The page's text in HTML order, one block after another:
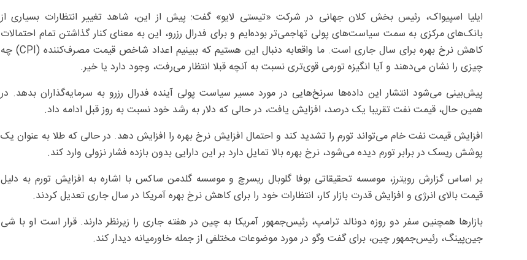
ایلیا اسپیواک، رئیس بخش کلان جهانی در شرکت «تیستی لایو» گفت: پیش از این، شاهد تغییر انتظارات بسیاری از
بانک‌های مرکزی به سمت سیاست‌های پولی تهاجمی‌تر بوده‌ایم و برای فدرال رزرو، این به معنای کنار گذاشتن تمام احتمالات
کاهش نرخ بهره برای سال جاری است. ما واقعابه دنبال این هستیم که ببینیم اعداد شاخص قیمت مصرف‌کننده (CPI) چه
چیزی را نشان می‌دهند و آیا انگیزه تورمی قوی‌تری نسبت به آنچه قبلا انتظار می‌رفت، وجود دارد یا خیر.
پیش‌بینی می‌شود انتشار این داده‌ها سرنخ‌هایی در مورد مسیر سیاست پولی آینده فدرال رزرو به سرمایه‌گذاران بدهد. در
همین حال، قیمت نفت تقریبا یک درصد، افزایش یافت، در حالی که دلار به رشد خود نسبت به روز قبل ادامه داد.
افزایش قیمت نفت خام می‌تواند تورم را تشدید کند و احتمال افزایش نرخ بهره را افزایش دهد. در حالی که طلا به عنوان یک
پوشش ریسک در برابر تورم دیده می‌شود، نرخ بهره بالا تمایل دارد بر این دارایی بدون بازده فشار نزولی وارد کند.
بر اساس گزارش رویترز، موسسه تحقیقاتی بوفا گلوبال ریسرچ و موسسه گلدمن ساکس با اشاره به افزایش تورم به دلیل
قیمت بالای انرژی و افزایش قدرت بازار کار، انتظارات خود را برای کاهش نرخ بهره آمریکا در سال جاری تعدیل کردند.
بازارها همچنین سفر دو روزه دونالد ترامپ، رئیس‌جمهور آمریکا به چین در هفته جاری را زیرنظر دارند. قرار است او با شی
جین‌پینگ، رئیس‌جمهور چین، برای گفت وگو در مورد موضوعات مختلفی از جمله خاورمیانه دیدار کند.